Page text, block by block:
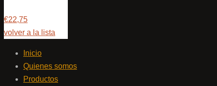
€22,75
volver a la lista
Inicio
Quienes somos
Productos